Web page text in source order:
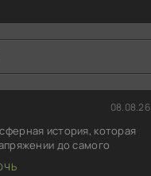
08.08.26
история, которая
до самого